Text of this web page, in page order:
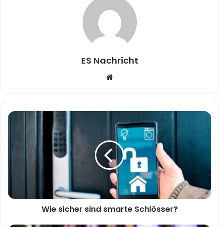
ES Nachricht
b
s
e
Wie sicher sind smarte Schlösser?